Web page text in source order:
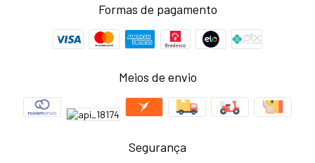
Formas de pagamento
Meios de envio
Segurança